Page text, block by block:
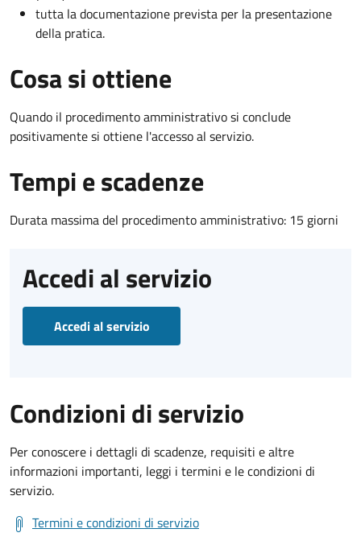
tutta la documentazione prevista per la presentazione
della pratica.
Cosa si ottiene
Quando il procedimento amministrativo si conclude
positivamente si ottiene l'accesso al servizio.
Tempi e scadenze
Durata massima del procedimento amministrativo: 15 giorni
Accedi al servizio
Accedi al servizio
Condizioni di servizio
Per conoscere i dettagli di scadenze, requisiti e altre
informazioni importanti, leggi i termini e le condizioni di
servizio.
Termini e condizioni di servizio